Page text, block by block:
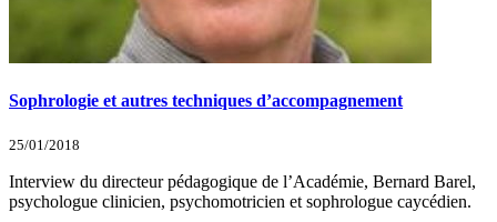
Sophrologie et autres techniques d’accompagnement
25/01/2018
Interview du directeur pédagogique de l’Académie, Bernard Barel,
psychologue clinicien, psychomotricien et sophrologue caycédien.